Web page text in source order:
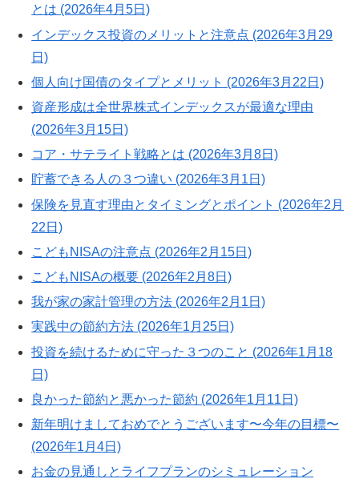
とは (2026年4月5日)
インデックス投資のメリットと注意点 (2026年3月29
日)
個人向け国債のタイプとメリット (2026年3月22日)
資産形成は全世界株式インデックスが最適な理由
(2026年3月15日)
コア・サテライト戦略とは (2026年3月8日)
貯蓄できる人の３つ違い (2026年3月1日)
保険を見直す理由とタイミングとポイント (2026年2月
22日)
こどもNISAの注意点 (2026年2月15日)
こどもNISAの概要 (2026年2月8日)
我が家の家計管理の方法 (2026年2月1日)
実践中の節約方法 (2026年1月25日)
投資を続けるために守った３つのこと (2026年1月18
日)
良かった節約と悪かった節約 (2026年1月11日)
新年明けましておめでとうございます〜今年の目標〜
(2026年1月4日)
お金の見通しとライフプランのシミュレーション